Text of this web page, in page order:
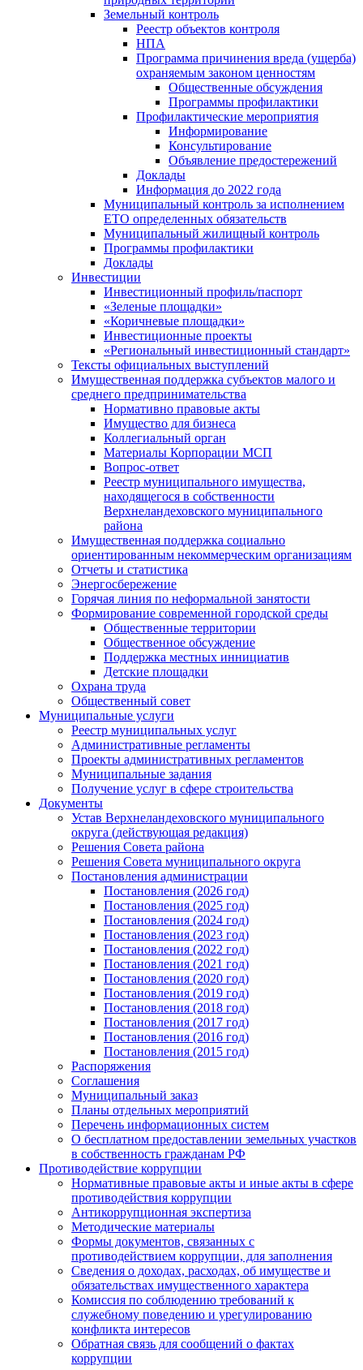
Земельный контроль
Реестр объектов контроля
НПА
Программа причинения вреда (ущерба)
охраняемым законом ценностям
Общественные обсуждения
Программы профилактики
Профилактические мероприятия
Информирование
Консультирование
Объявление предостережений
Доклады
Информация до 2022 года
Муниципальный контроль за исполнением
ЕТО определенных обязательств
Муниципальный жилищный контроль
Программы профилактики
Доклады
Инвестиции
Инвестиционный профиль/паспорт
«Зеленые площадки»
«Коричневые площадки»
Инвестиционные проекты
«Региональный инвестиционный стандарт»
Тексты официальных выступлений
Имущественная поддержка субъектов малого и
среднего предпринимательства
Нормативно правовые акты
Имущество для бизнеса
Коллегиальный орган
Материалы Корпорации МСП
Вопрос-ответ
Реестр муниципального имущества,
находящегося в собственности
Верхнеландеховского муниципального
района
Имущественная поддержка социально
ориентированным некоммерческим организациям
Отчеты и статистика
Энергосбережение
Горячая линия по неформальной занятости
Формирование современной городской среды
Общественные территории
Общественное обсуждение
Поддержка местных иннициатив
Детские площадки
Охрана труда
Общественный совет
Муниципальные услуги
Реестр муниципальных услуг
Административные регламенты
Проекты административных регламентов
Муниципальные задания
Получение услуг в сфере строительства
Документы
Устав Верхнеландеховского муниципального
округа (действующая редакция)
Решения Совета района
Решения Совета муниципального округа
Постановления администрации
Постановления (2026 год)
Постановления (2025 год)
Постановления (2024 год)
Постановления (2023 год)
Постановления (2022 год)
Постановления (2021 год)
Постановления (2020 год)
Постановления (2019 год)
Постановления (2018 год)
Постановления (2017 год)
Постановления (2016 год)
Постановления (2015 год)
Распоряжения
Соглашения
Муниципальный заказ
Планы отдельных мероприятий
Перечень информационных систем
О бесплатном предоставлении земельных участков
в собственность гражданам РФ
Противодействие коррупции
Нормативные правовые акты и иные акты в сфере
противодействия коррупции
Антикоррупционная экспертиза
Методические материалы
Формы документов, связанных с
противодействием коррупции, для заполнения
Сведения о доходах, расходах, об имуществе и
обязательствах имущественного характера
Комиссия по соблюдению требований к
служебному поведению и урегулированию
конфликта интересов
Обратная связь для сообщений о фактах
коррупции